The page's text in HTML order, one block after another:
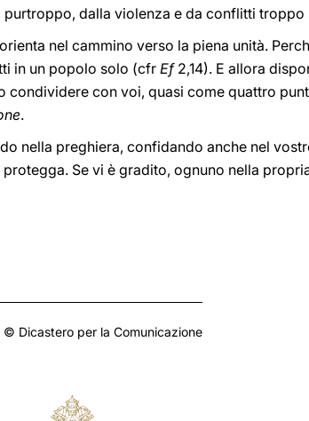
dalla violenza e da conflitti
nel cammino verso la piena unità.
in un popolo solo (cfr Ef2,14). E allora
condividere con voi, quasi come quattro
.
nella preghiera, confidando anche nel
Se vi è gradito, ognuno nella
Dicastero per la Comunicazione